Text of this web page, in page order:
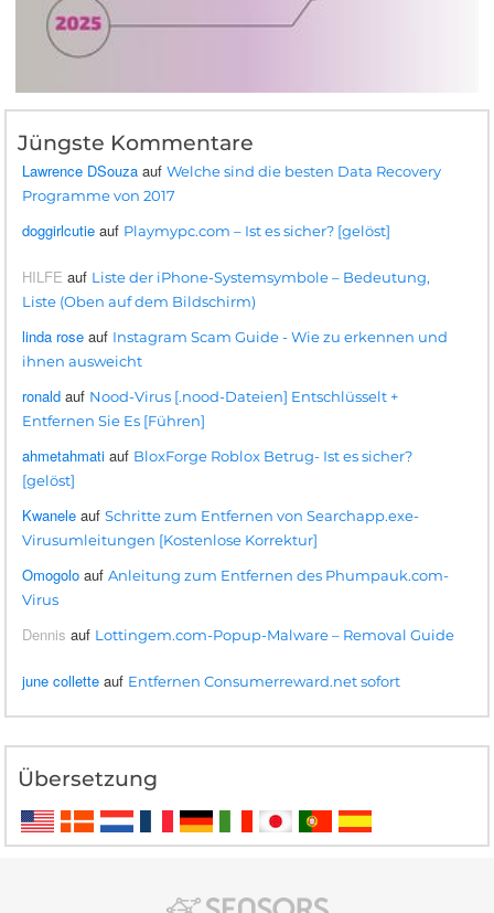
Jüngste Kommentare
Lawrence DSouza aufWelche sind die besten Data Recovery
Programme von 2017
doggirlcutie auf Playmypc.com – Ist es sicher? [gelöst]
HILFE auf Liste der iPhone-Systemsymbole – Bedeutung,
Liste (Oben auf dem Bildschirm)
linda rose auf Instagram Scam Guide - Wie zu erkennen und
ihnen ausweicht
ronald auf Nood-Virus [.nood-Dateien] Entschlüsselt +
Entfernen Sie Es [Führen]
ahmetahmati auf BloxForge Roblox Betrug- Ist es sicher?
[gelöst]
Kwanele aufSchritte zum Entfernen von Searchapp.exe-
Virusumleitungen [Kostenlose Korrektur]
Omogolo aufAnleitung zum Entfernen des Phumpauk.com-
Virus
Dennis auf Lottingem.com-Popup-Malware – Removal Guide
june collette auf Entfernen Consumerreward.net sofort
Übersetzung